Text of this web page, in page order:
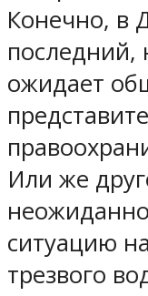
Конечно, в
ожидает
Или же
ситуацию
трезвого